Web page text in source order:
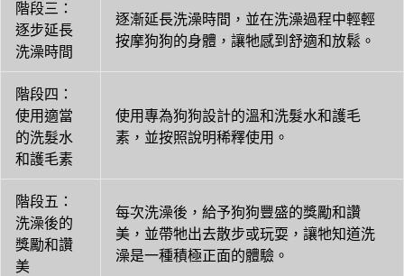
階段三：
逐步延長
洗澡時間
逐漸延長洗澡時間，並在洗澡過程中輕輕
按摩狗狗的身體，讓牠感到舒適和放鬆。
階段四：
使用適當
的洗髮水
和護毛素
使用專為狗狗設計的溫和洗髮水和護毛
素，並按照說明稀釋使用。
階段五：
洗澡後的
獎勵和讚
美
每次洗澡後，給予狗狗豐盛的獎勵和讚
美，並帶牠出去散步或玩耍，讓牠知道洗
澡是一種積極正面的體驗。